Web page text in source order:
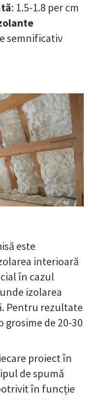
: 1.5-1.8 per cm
semnificativ
este
interioară
în cazul
izolarea
Pentru rezultate
de 20-30
proiect în
de spumă
în funcție